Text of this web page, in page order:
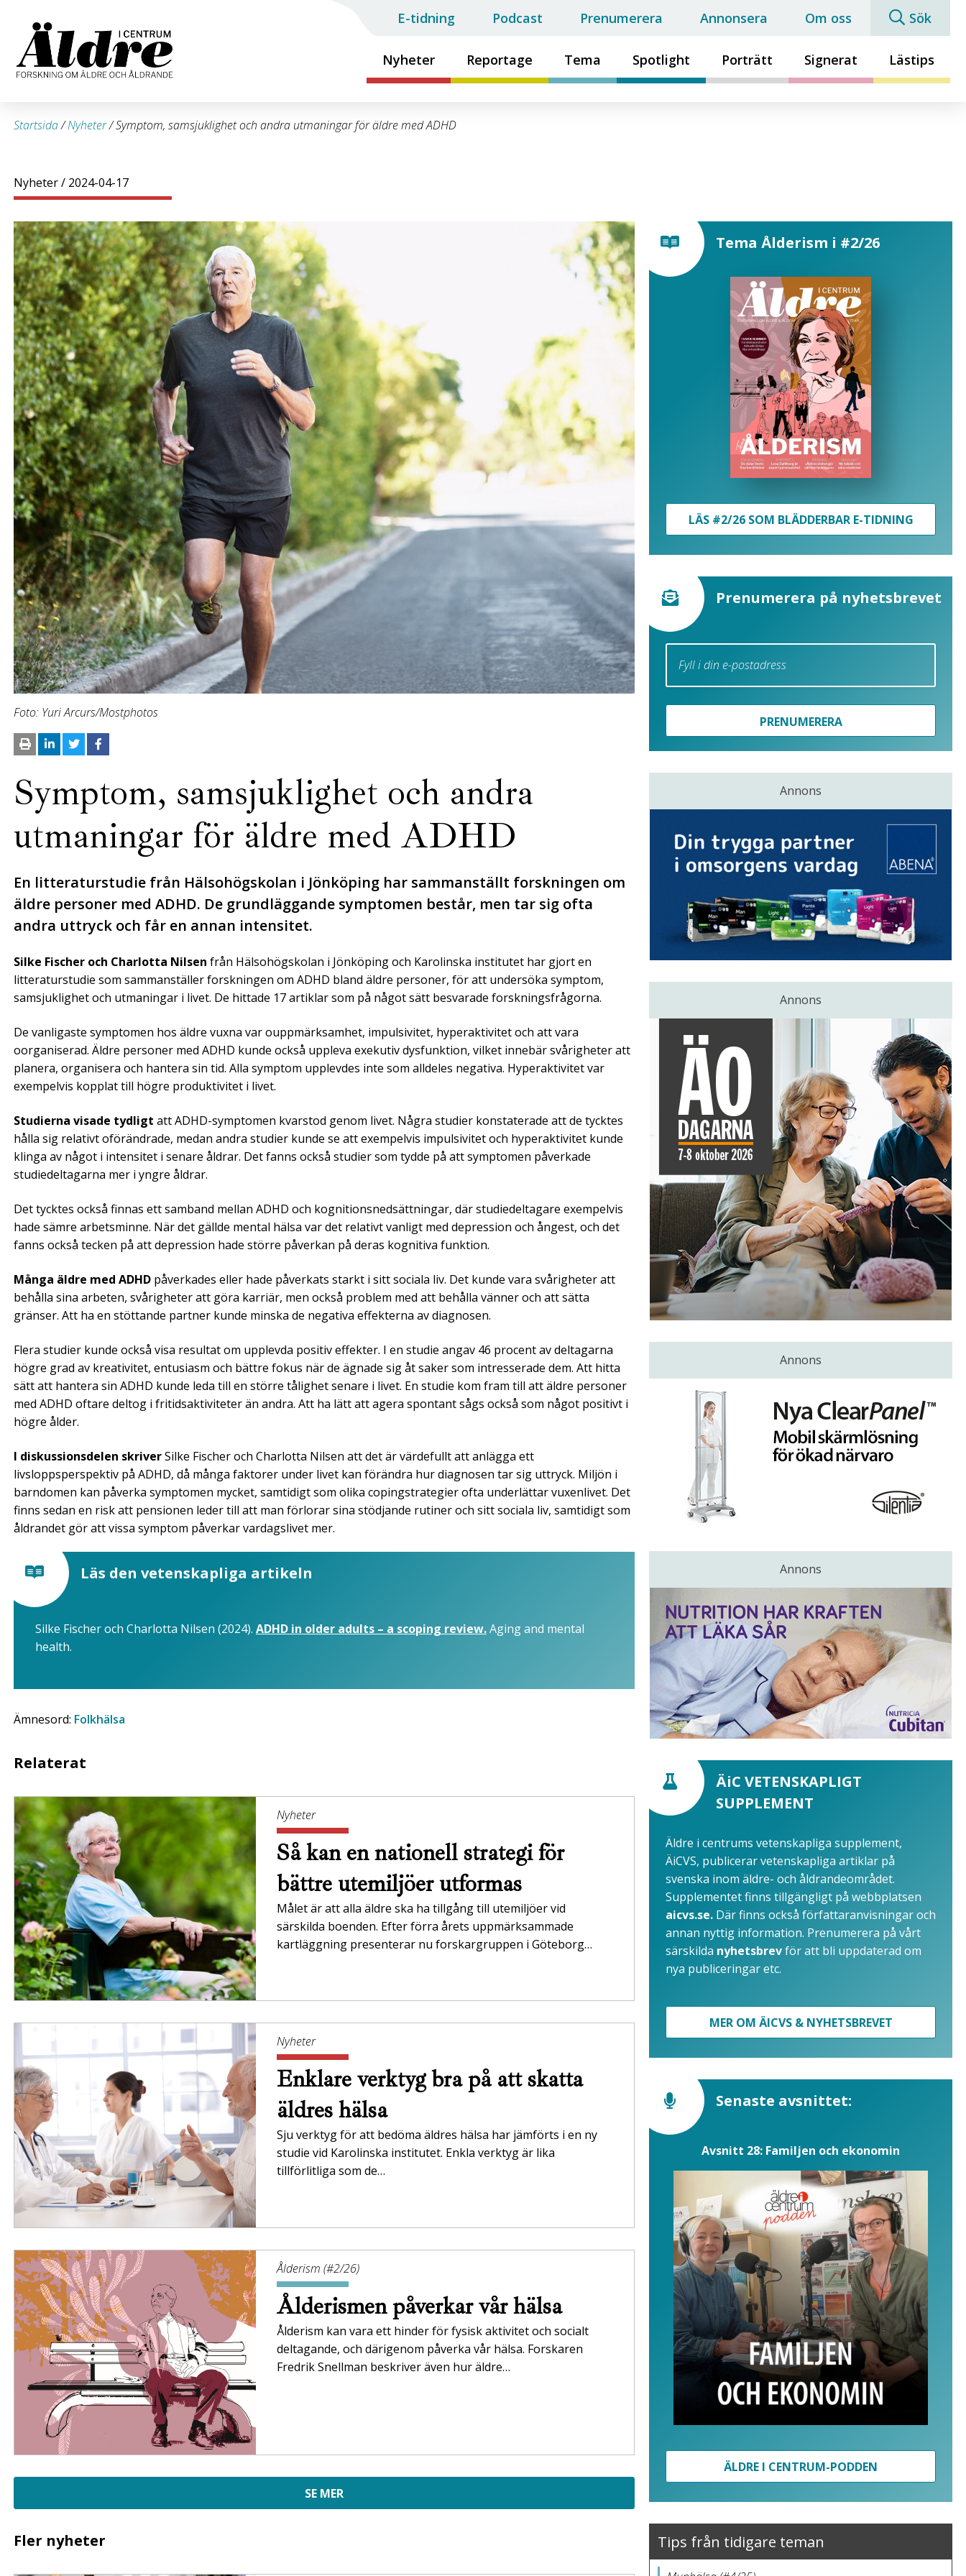
Nyheter Reportage Tema Spotlight Porträtt Signerat Lästips
E-tidning Podcast Prenumerera Annonsera Om oss Sök
Startsida/Nyheter/Symptom, samsjuklighet och andra utmaningar för äldre med ADHD
Nyheter/ 2024-04-17
Foto: Yuri Arcurs/Mostphotos
Symptom, samsjuklighet och andra
utmaningar för äldre med ADHD
En litteraturstudie från Hälsohögskolan i Jönköping har sammanställt forskningen om
äldre personer med ADHD. De grundläggande symptomen består, men tar sig ofta
andra uttryck och får en annan intensitet.
Silke Fischer och Charlotta Nilsen från Hälsohögskolan i Jönköping och Karolinska institutet har gjort en
litteraturstudie som sammanställer forskningen om ADHD bland äldre personer, för att undersöka symptom,
samsjuklighet och utmaningar i livet. De hittade 17 artiklar som på något sätt besvarade forskningsfrågorna.
De vanligaste symptomen hos äldre vuxna var ouppmärksamhet, impulsivitet, hyperaktivitet och att vara
oorganiserad. Äldre personer med ADHD kunde också uppleva exekutiv dysfunktion, vilket innebär svårigheter att
planera, organisera och hantera sin tid. Alla symptom upplevdes inte som alldeles negativa. Hyperaktivitet var
exempelvis kopplat till högre produktivitet i livet.
Studierna visade tydligt att ADHD-symptomen kvarstod genom livet. Några studier konstaterade att de tycktes
hålla sig relativt oförändrade, medan andra studier kunde se att exempelvis impulsivitet och hyperaktivitet kunde
klinga av något i intensitet i senare åldrar. Det fanns också studier som tydde på att symptomen påverkade
studiedeltagarna mer i yngre åldrar.
Det tycktes också finnas ett samband mellan ADHD och kognitionsnedsättningar, där studiedeltagare exempelvis
hade sämre arbetsminne. När det gällde mental hälsa var det relativt vanligt med depression och ångest, och det
fanns också tecken på att depression hade större påverkan på deras kognitiva funktion.
Många äldre med ADHD påverkades eller hade påverkats starkt i sitt sociala liv. Det kunde vara svårigheter att
behålla sina arbeten, svårigheter att göra karriär, men också problem med att behålla vänner och att sätta
gränser. Att ha en stöttande partner kunde minska de negativa effekterna av diagnosen.
Flera studier kunde också visa resultat om upplevda positiv effekter. I en studie angav 46 procent av deltagarna
högre grad av kreativitet, entusiasm och bättre fokus när de ägnade sig åt saker som intresserade dem. Att hitta
sätt att hantera sin ADHD kunde leda till en större tålighet senare i livet. En studie kom fram till att äldre personer
med ADHD oftare deltog i fritidsaktiviteter än andra. Att ha lätt att agera spontant sågs också som något positivt i
högre ålder.
I diskussionsdelen skriverSilke Fischer och Charlotta Nilsen att det är värdefullt att anlägga ett
livsloppsperspektiv på ADHD, då många faktorer under livet kan förändra hur diagnosen tar sig uttryck. Miljön i
barndomen kan påverka symptomen mycket, samtidigt som olika copingstrategier ofta underlättar vuxenlivet. Det
finns sedan en risk att pensionen leder till att man förlorar sina stödjande rutiner och sitt sociala liv, samtidigt som
åldrandet gör att vissa symptom påverkar vardagslivet mer.
Läs den vetenskapliga artikeln
Silke Fischer och Charlotta Nilsen (2024). ADHD in older adults – a scoping review.Aging and mental
health.
Ämnesord: Folkhälsa
Relaterat
Nyheter
Så kan en nationell strategi för
bättre utemiljöer utformas
Målet är att alla äldre ska ha tillgång till utemiljöer vid
särskilda boenden. Efter förra årets uppmärksammade
kartläggning presenterar nu forskargruppen i Göteborg…
Nyheter
Enklare verktyg bra på att skatta
äldres hälsa
Sju verktyg för att bedöma äldres hälsa har jämförts i en ny
studie vid Karolinska institutet. Enkla verktyg är lika
tillförlitliga som de…
Ålderism (#2/26)
Ålderismen påverkar vår hälsa
Ålderism kan vara ett hinder för fysisk aktivitet och socialt
deltagande, och därigenom påverka vår hälsa. Forskaren
Fredrik Snellman beskriver även hur äldre…
SE MER
Fler nyheter
Tema Ålderism i #2/26
LÄS #2/26 SOM BLÄDDERBAR E-TIDNING
Prenumerera på nyhetsbrevet
PRENUMERERA
Annons
Annons
Annons
Annons
ÄiC VETENSKAPLIGT
SUPPLEMENT
Äldre i centrums vetenskapliga supplement,
ÄiCVS, publicerar vetenskapliga artiklar på
svenska inom äldre- och åldrandeområdet.
Supplementet finns tillgängligt på webbplatsen
aicvs.se. Där finns också författaranvisningar och
annan nyttig information. Prenumerera på vårt
särskilda nyhetsbrevför att bli uppdaterad om
nya publiceringar etc.
MER OM ÄICVS & NYHETSBREVET
Senaste avsnittet:
Avsnitt 28: Familjen och ekonomin
ÄLDRE I CENTRUM-PODDEN
Tips från tidigare teman